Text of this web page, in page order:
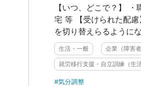
リングをしてほしい」
て、そして「こういう
中ではこういう人」と
解しておくことで、自
ンセラーを作ることが
以上。最後に、ここま
の私見にすぎません。
【いつ、どこで？】 ・
宅 等 【受けられた配慮】 ・自分で気持ち
を切り替えらるようになった 【
に生きやすくなったか
のフラッシュバックが
れられるようになった
を見て嫌悪感を感じて
生活・一般 企業（障害者
就労移行支援・自立訓練（生
#気分調整